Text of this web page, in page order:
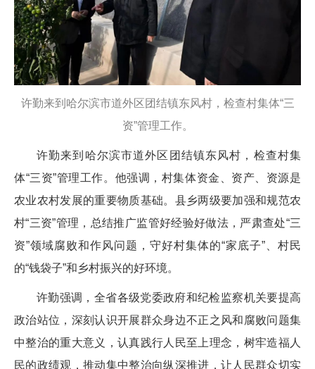
许勤来到哈尔滨市道外区团结镇东风村，检查村集体“三
资”管理工作。
许勤来到哈尔滨市道外区团结镇东风村，检查村集
体“三资”管理工作。他强调，村集体资金、资产、资源是
农业农村发展的重要物质基础。县乡两级要加强和规范农
村“三资”管理，总结推广监管好经验好做法，严肃查处“三
资”领域腐败和作风问题，守好村集体的“家底子”、村民
的“钱袋子”和乡村振兴的好环境。
许勤强调，全省各级党委政府和纪检监察机关要提高
政治站位，深刻认识开展群众身边不正之风和腐败问题集
中整治的重大意义，认真践行人民至上理念，树牢造福人
民的政绩观，推动集中整治向纵深推进，让人民群众切实